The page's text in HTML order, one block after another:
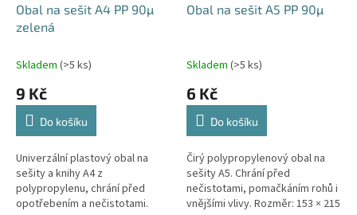
Obal na sešit A4 PP 90µ
zelená
Skladem (>5 ks)
9 Kč
Do košíku
Univerzální plastový obal na
sešity a knihy A4 z
polypropylenu, chrání před
opotřebením a nečistotami.
Obal na sešit A5 PP 90µ
Skladem (>5 ks)
6 Kč
Do košíku
Čirý polypropylenový obal na
sešity A5. Chrání před
nečistotami, pomačkáním rohů i
vnějšími vlivy. Rozměr: 153 × 215